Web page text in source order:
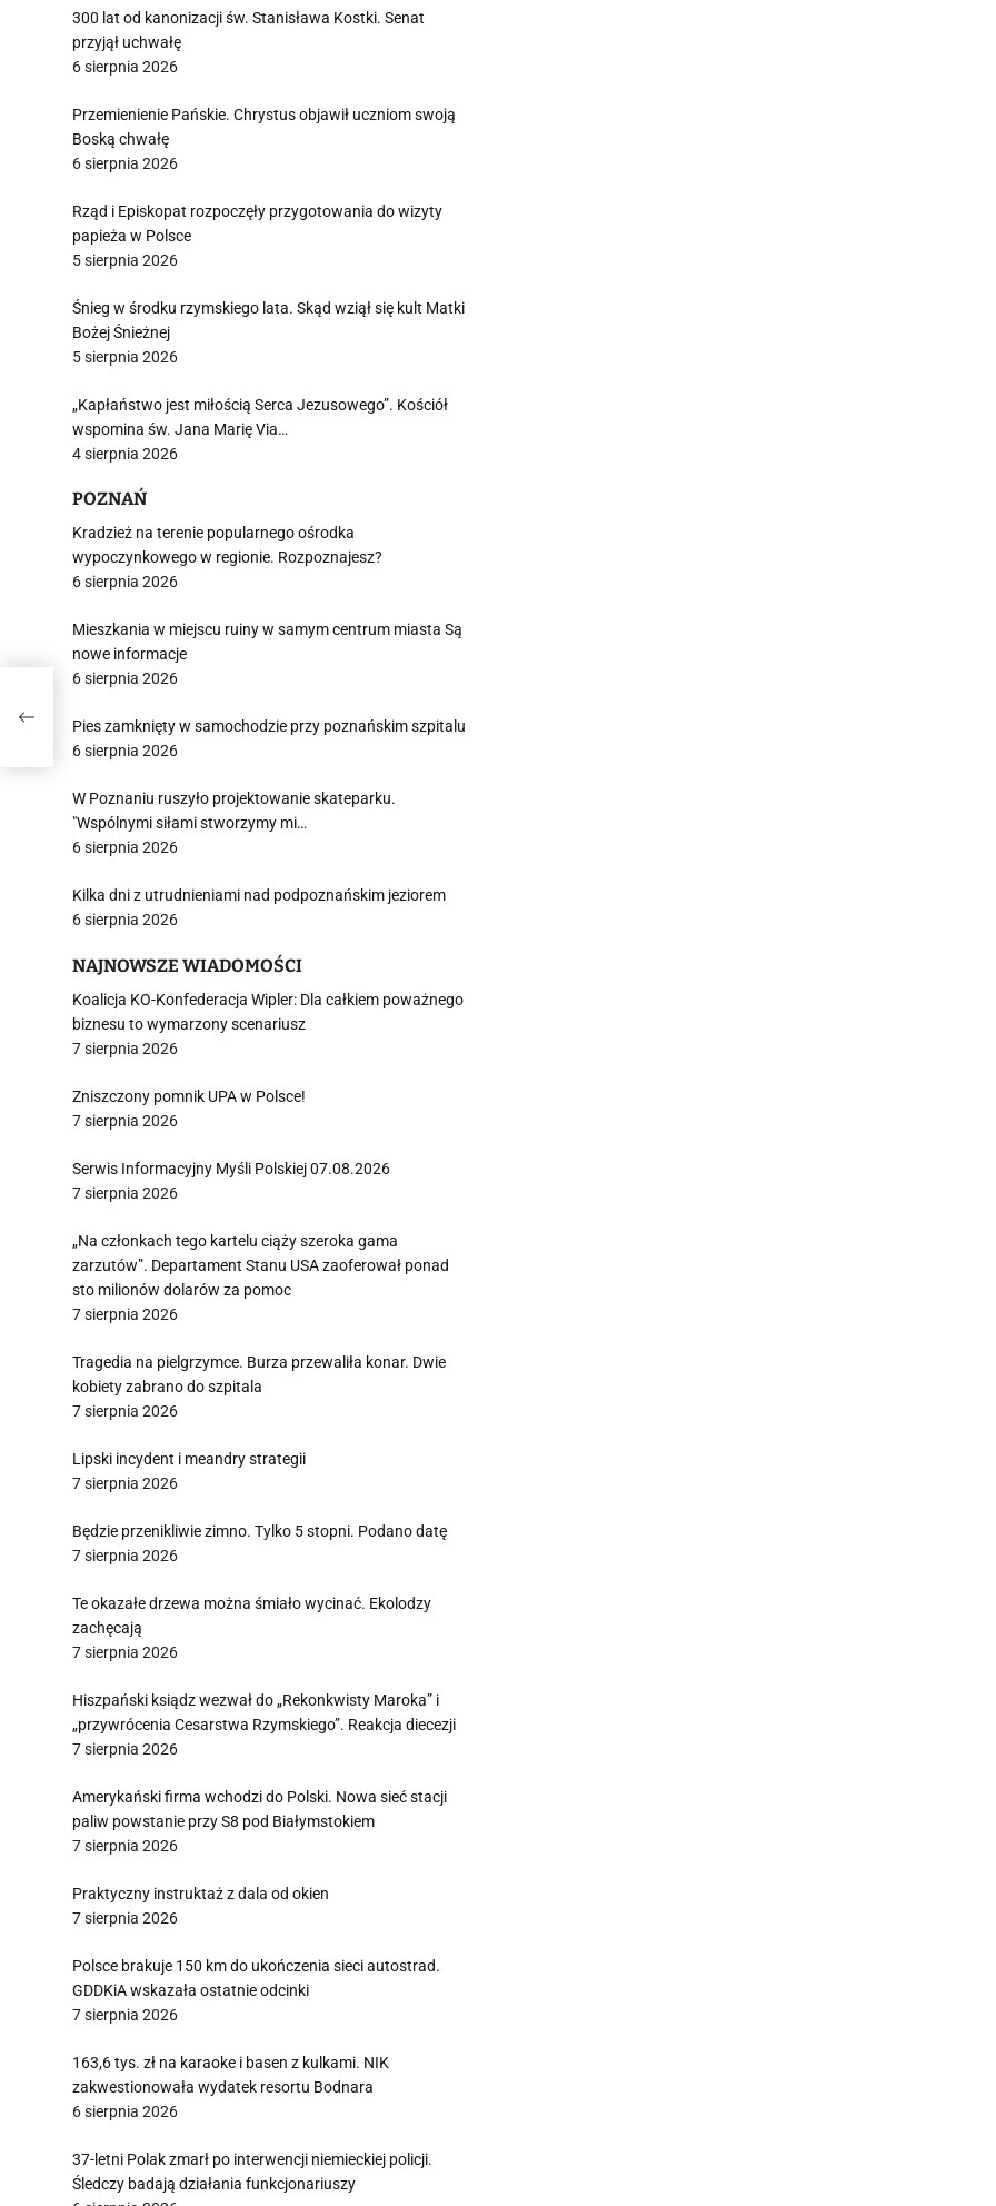
300 lat od kanonizacji św. Stanisława Kostki. Senat
przyjął uchwałę
6 sierpnia 2026
Przemienienie Pańskie. Chrystus objawił uczniom swoją
Boską chwałę
6 sierpnia 2026
Rząd i Episkopat rozpoczęły przygotowania do wizyty
papieża w Polsce
5 sierpnia 2026
Śnieg w środku rzymskiego lata. Skąd wziął się kult Matki
Bożej Śnieżnej
5 sierpnia 2026
„Kapłaństwo jest miłością Serca Jezusowego”. Kościół
wspomina św. Jana Marię Via…
4 sierpnia 2026
POZNAŃ
Kradzież na terenie popularnego ośrodka
wypoczynkowego w regionie. Rozpoznajesz?
6 sierpnia 2026
Mieszkania w miejscu ruiny w samym centrum miasta Są
nowe informacje
6 sierpnia 2026
Pies zamknięty w samochodzie przy poznańskim szpitalu
6 sierpnia 2026
W Poznaniu ruszyło projektowanie skateparku.
"Wspólnymi siłami stworzymy mi…
6 sierpnia 2026
Kilka dni z utrudnieniami nad podpoznańskim jeziorem
6 sierpnia 2026
NAJNOWSZE WIADOMOŚCI
Koalicja KO-Konfederacja Wipler: Dla całkiem poważnego
biznesu to wymarzony scenariusz
7 sierpnia 2026
Zniszczony pomnik UPA w Polsce!
7 sierpnia 2026
Serwis Informacyjny Myśli Polskiej 07.08.2026
7 sierpnia 2026
„Na członkach tego kartelu ciąży szeroka gama
zarzutów”. Departament Stanu USA zaoferował ponad
sto milionów dolarów za pomoc
7 sierpnia 2026
Tragedia na pielgrzymce. Burza przewaliła konar. Dwie
kobiety zabrano do szpitala
7 sierpnia 2026
Lipski incydent i meandry strategii
7 sierpnia 2026
Będzie przenikliwie zimno. Tylko 5 stopni. Podano datę
7 sierpnia 2026
Te okazałe drzewa można śmiało wycinać. Ekolodzy
zachęcają
7 sierpnia 2026
Hiszpański ksiądz wezwał do „Rekonkwisty Maroka” i
„przywrócenia Cesarstwa Rzymskiego”. Reakcja diecezji
7 sierpnia 2026
Amerykański firma wchodzi do Polski. Nowa sieć stacji
paliw powstanie przy S8 pod Białymstokiem
7 sierpnia 2026
Praktyczny instruktaż z dala od okien
7 sierpnia 2026
Polsce brakuje 150 km do ukończenia sieci autostrad.
GDDKiA wskazała ostatnie odcinki
7 sierpnia 2026
163,6 tys. zł na karaoke i basen z kulkami. NIK
zakwestionowała wydatek resortu Bodnara
6 sierpnia 2026
37-letni Polak zmarł po interwencji niemieckiej policji.
Śledczy badają działania funkcjonariuszy